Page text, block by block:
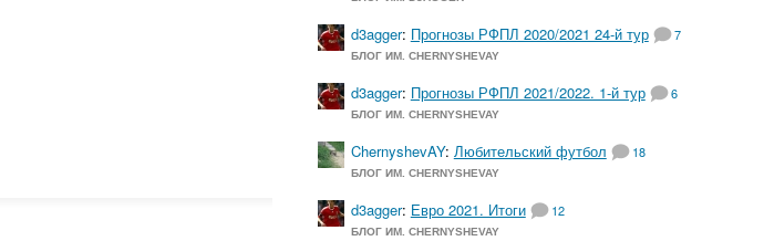
d3agger: Прогнозы РФПЛ 2020/2021 24-й тур 7
БЛОГ ИМ. CHERNYSHEVAY
d3agger: Прогнозы РФПЛ 2021/2022. 1-й тур 6
БЛОГ ИМ. CHERNYSHEVAY
ChernyshevAY: Любительский футбол 18
БЛОГ ИМ. CHERNYSHEVAY
d3agger: Евро 2021. Итоги 12
БЛОГ ИМ. CHERNYSHEVAY